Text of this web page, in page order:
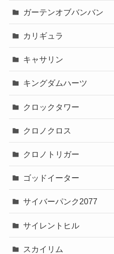
ガーテンオブバンバン
カリギュラ
キャサリン
キングダムハーツ
クロックタワー
クロノクロス
クロノトリガー
ゴッドイーター
サイバーパンク2077
サイレントヒル
スカイリム